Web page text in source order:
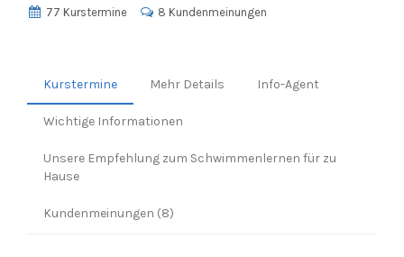
77 Kurstermine 8 Kundenmeinungen
Kurstermine Mehr Details Info-Agent
Wichtige Informationen
Unsere Empfehlung zum Schwimmenlernen für zu
Hause
Kundenmeinungen (8)